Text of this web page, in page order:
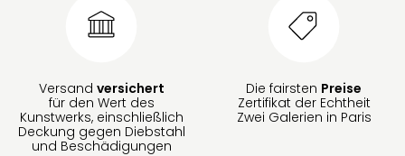
Versand versichert
für den Wert des
Kunstwerks, einschließlich
Deckung gegen Diebstahl
und Beschädigungen
Die fairsten Preise
Zertifikat der Echtheit
Zwei Galerien in Paris